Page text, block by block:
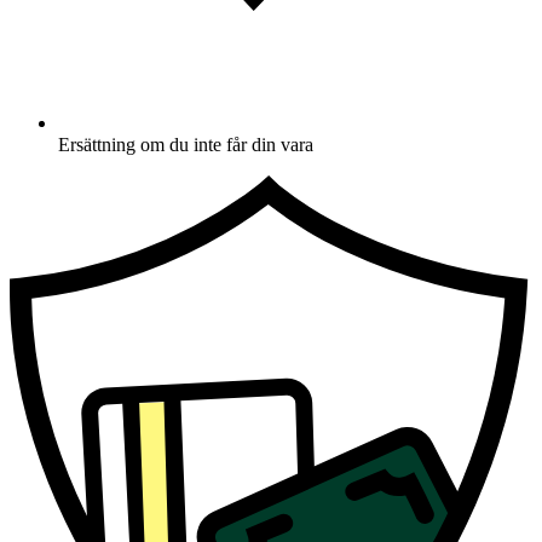
Ersättning om du inte får din vara